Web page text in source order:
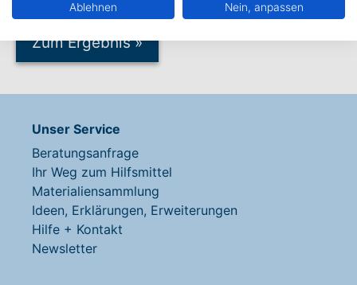
Zum Ergebnis»
Unser Service
Beratungsanfrage
Ihr Weg zum Hilfsmittel
Materialiensammlung
Ideen, Erklärungen, Erweiterungen
Hilfe + Kontakt
Newsletter
Ablehnen Nein, anpassen